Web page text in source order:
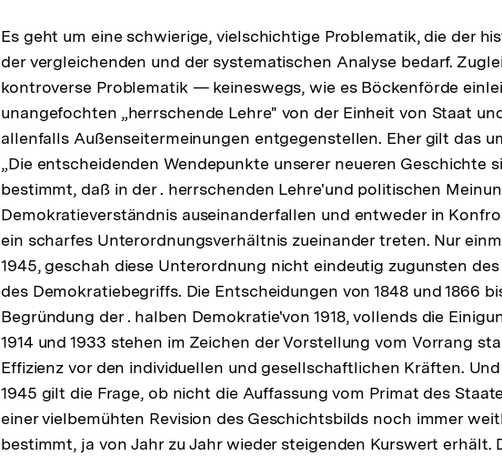
Es geht um eine schwierige, vielschichtige Problematik, die der
der vergleichenden und der systematischen Analyse bedarf.
kontroverse Problematik — keineswegs, wie es Böckenförde
unangefochten „herrschende Lehre" von der Einheit von Staat
allenfalls Außenseitermeinungen entgegenstellen. Eher gilt das
„Die entscheidenden Wendepunkte unserer neueren Geschichte
bestimmt, daß in der . herrschenden Lehre'und politischen
Demokratieverständnis auseinanderfallen und entweder in
ein scharfes Unterordnungsverhältnis zueinander treten. Nur
1945, geschah diese Unterordnung nicht eindeutig zugunsten
des Demokratiebegriffs. Die Entscheidungen von 1848 und 1866
Begründung der . halben Demokratie'von 1918, vollends die
1914 und 1933 stehen im Zeichen der Vorstellung vom Vorrang
Effizienz vor den individuellen und gesellschaftlichen Kräften.
1945 gilt die Frage, ob nicht die Auffassung vom Primat des
einer vielbemühten Revision des Geschichtsbilds noch immer
bestimmt, ja von Jahr zu Jahr wieder steigenden Kurswert erhält.